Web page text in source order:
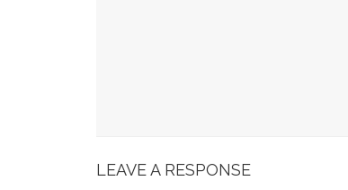
LEAVE A RESPONSE